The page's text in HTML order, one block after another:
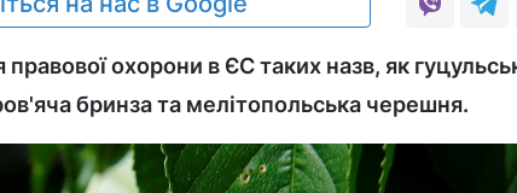
охорони в ЄС таких назв, як
бринза та мелітопольська черешня.